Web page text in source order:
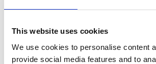
This website uses cookies
We use cookies to personalise content
provide social media features and to
1 min